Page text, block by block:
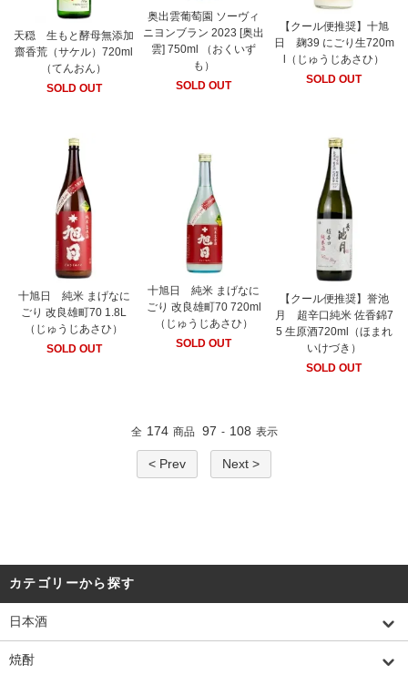
天穏 生もと酵母無添加
齋香荒（サケル）720ml
（てんおん）
SOLD OUT
奥出雲葡萄園 ソーヴィ
ニヨンブラン 2023 [奥出
雲] 750ml （おくいず
も）
SOLD OUT
【クール便推奨】十旭
日 麹39 にごり生720m
l（じゅうじあさひ）
SOLD OUT
十旭日 純米 まげなに
ごり 改良雄町70 1.8L
（じゅうじあさひ）
SOLD OUT
十旭日 純米 まげなに
ごり 改良雄町70 720ml
（じゅうじあさひ）
SOLD OUT
【クール便推奨】誉池
月 超辛口純米 佐香錦7
5 生原酒720ml（ほまれ
いけづき）
SOLD OUT
全 174 商品 97 - 108 表示
< Prev Next >
カテゴリーから探す
日本酒
焼酎